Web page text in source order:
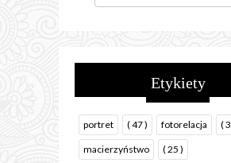
Etykiety
portret ( 47 ) fotorelacja (
macierzyństwo ( 25 )